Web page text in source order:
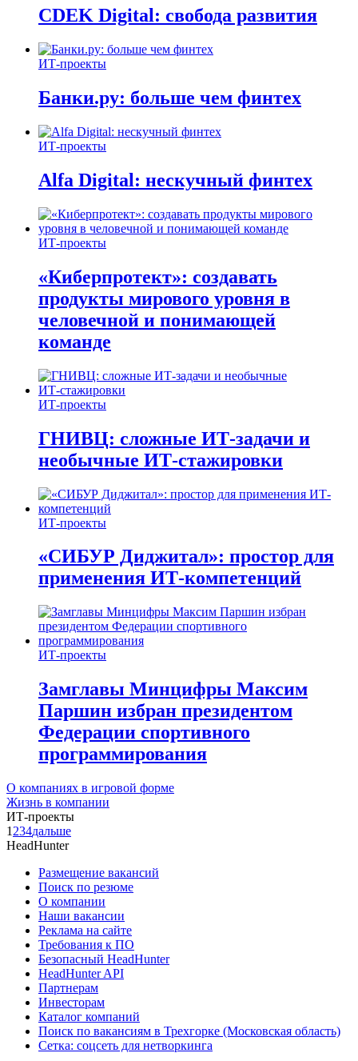
CDEK Digital: свобода развития
ИТ-проекты
Банки.ру: больше чем финтех
ИТ-проекты
Alfa Digital: нескучный финтех
ИТ-проекты
«Киберпротект»: создавать
продукты мирового уровня в
человечной и понимающей
команде
ИТ-проекты
ГНИВЦ: сложные ИТ‑задачи и
необычные ИТ‑стажировки
ИТ-проекты
«СИБУР Диджитал»: простор для
применения ИТ-компетенций
ИТ-проекты
Замглавы Минцифры Максим
Паршин избран президентом
Федерации спортивного
программирования
О компаниях в игровой форме
Жизнь в компании
ИТ-проекты
1 234дальше
HeadHunter
Размещение вакансий
Поиск по резюме
О компании
Наши вакансии
Реклама на сайте
Требования к ПО
Безопасный HeadHunter
HeadHunter API
Партнерам
Инвесторам
Каталог компаний
Поиск по вакансиям в Трехгорке (Московская область)
Сетка: соцсеть для нетворкинга